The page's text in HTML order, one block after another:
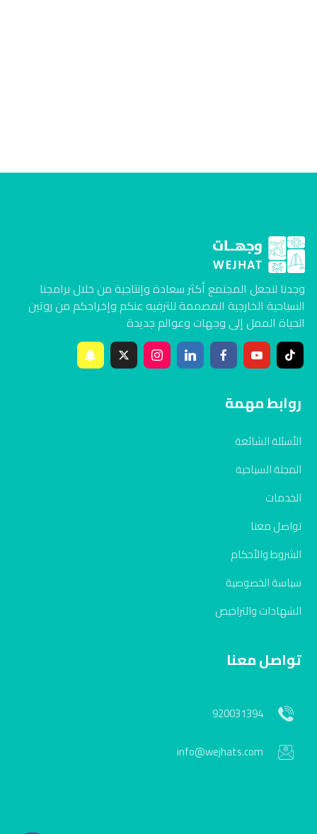
وجدنا لنجعل المجتمع أكثر سعادة وإنتاجية من خلال برامجنا
السياحية الخارجية المصممة للترفيه عنكم وإخراجكم من روتين
الحياة الممل إلى وجهات وعوالم جديدة
روابط مهمة
الأسئلة الشائعة
المجلة السياحية
الخدمات
تواصل معنا
الشروط والأحكام
سياسة الخصوصية
الشهادات والتراخيص
تواصل معنا
920031394
info@wejhats.com